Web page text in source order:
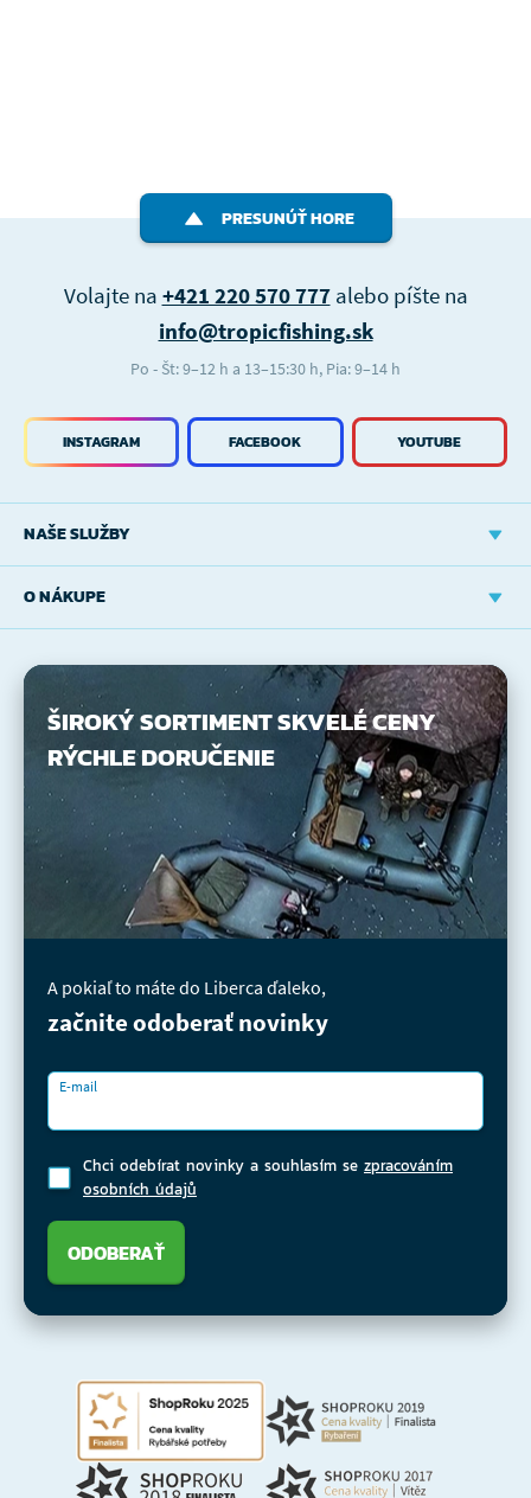
PRESUNÚŤ HORE
NAŠE SLUŽBY
O NÁKUPE
INSTAGRAM FACEBOOK YOUTUBE
Volajte na +421 220 570 777alebo píšte na
info@tropicfishing.sk
Po - Št: 9–12 h a 13–15:30 h, Pia: 9–14 h
ŠIROKÝ SORTIMENTSKVELÉ CENY
RÝCHLE DORUČENIE
A pokiaľ to máte do Liberca ďaleko,
začnite odoberať novinky
E-mail
Chci odebírat novinky a souhlasím se zpracováním
osobních údajů
ODOBERAŤ